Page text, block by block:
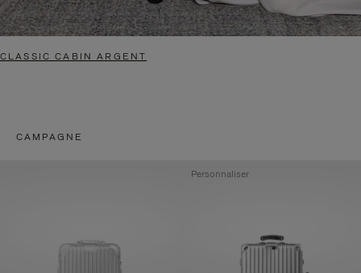
CLASSIC CABIN ARGENT
CAMPAGNE
Personnaliser